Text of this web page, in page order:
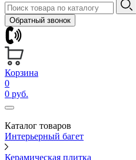
Обратный звонок
Корзина
0
0 руб.
Каталог товаров
Интерьерный багет
Керамическая плитка